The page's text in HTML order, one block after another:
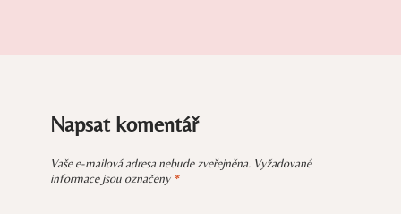
Napsat komentář
Vaše e-mailová adresa nebude zveřejněna. Vyžadované
informace jsou označeny *